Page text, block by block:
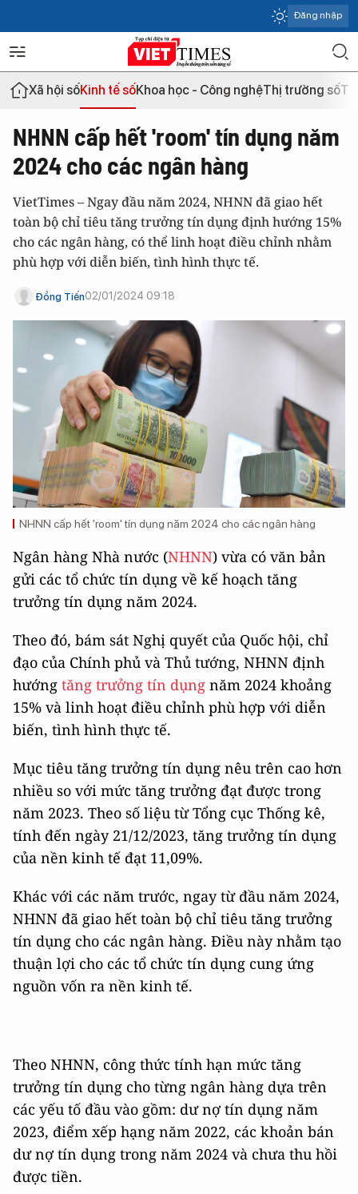
Đăng nhập
Xã hội sốKinh tế sốKhoa học - Công nghệThị trường số
NHNN cấp hết 'room' tín dụng năm
2024 cho các ngân hàng
VietTimes – Ngay đầu năm 2024, NHNN đã giao hết
toàn bộ chỉ tiêu tăng trưởng tín dụng định hướng 15%
cho các ngân hàng, có thể linh hoạt điều chỉnh nhằm
phù hợp với diễn biến, tình hình thực tế.
Đồng Tiến02/01/2024 09:18
NHNN cấp hết 'room' tín dụng năm 2024 cho các ngân hàng
Ngân hàng Nhà nước (NHNN) vừa có văn bản
gửi các tổ chức tín dụng về kế hoạch tăng
trưởng tín dụng năm 2024.
Theo đó, bám sát Nghị quyết của Quốc hội, chỉ
đạo của Chính phủ và Thủ tướng, NHNN định
hướng tăng trưởng tín dụng năm 2024 khoảng
15% và linh hoạt điều chỉnh phù hợp với diễn
biến, tình hình thực tế.
Mục tiêu tăng trưởng tín dụng nêu trên cao hơn
nhiều so với mức tăng trưởng đạt được trong
năm 2023. Theo số liệu từ Tổng cục Thống kê,
tính đến ngày 21/12/2023, tăng trưởng tín dụng
của nền kinh tế đạt 11,09%.
Khác với các năm trước, ngay từ đầu năm 2024,
NHNN đã giao hết toàn bộ chỉ tiêu tăng trưởng
tín dụng cho các ngân hàng. Điều này nhằm tạo
thuận lợi cho các tổ chức tín dụng cung ứng
nguồn vốn ra nền kinh tế.
Theo NHNN, công thức tính hạn mức tăng
trưởng tín dụng cho từng ngân hàng dựa trên
các yếu tố đầu vào gồm: dư nợ tín dụng năm
2023, điểm xếp hạng năm 2022, các khoản bán
dư nợ tín dụng trong năm 2024 và chưa thu hồi
được tiền.